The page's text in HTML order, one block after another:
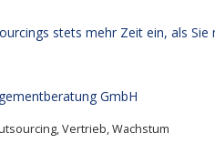
stets mehr Zeit ein, als
GmbH
,Vertrieb,Wachstum